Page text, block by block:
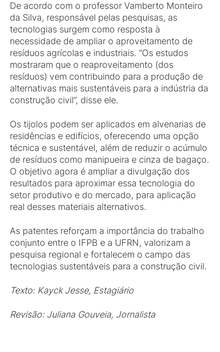
De acordo com o professor Vamberto Monteiro
da Silva, responsável pelas pesquisas, as
tecnologias surgem como resposta à
necessidade de ampliar o aproveitamento de
resíduos agrícolas e industriais. “Os estudos
mostraram que o reaproveitamento (dos
resíduos) vem contribuindo para a produção de
alternativas mais sustentáveis para a indústria da
construção civil”, disse ele.
Os tijolos podem ser aplicados em alvenarias de
residências e edifícios, oferecendo uma opção
técnica e sustentável, além de reduzir o acúmulo
de resíduos como manipueira e cinza de bagaço.
O objetivo agora é ampliar a divulgação dos
resultados para aproximar essa tecnologia do
setor produtivo e do mercado, para aplicação
real desses materiais alternativos.
As patentes reforçam a importância do trabalho
conjunto entre o IFPB e a UFRN, valorizam a
pesquisa regional e fortalecem o campo das
tecnologias sustentáveis para a construção civil.
Texto: Kayck Jesse, Estagiário
Revisão: Juliana Gouveia, Jornalista